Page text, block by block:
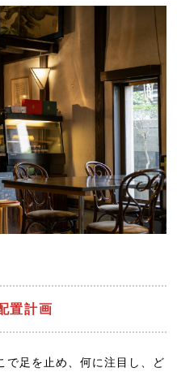
置計画
で足を止め、何に注目し、ど